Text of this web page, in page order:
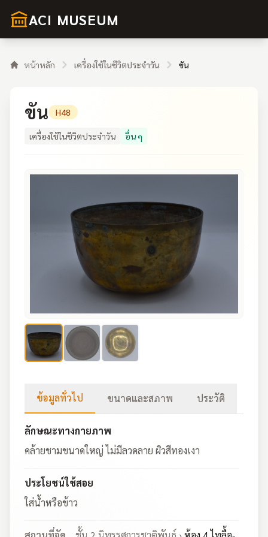
ACI MUSEUM
หน้าหลัก เครื่องใช้ในชีวิตประจำวัน ขัน
ขัน H48
เครื่องใช้ในชีวิตประจำวัน อื่น ๆ
ข้อมูลทั่วไป ขนาดและสภาพ ประวัติ
ลักษณะทางกายภาพ
คล้ายชามขนาดใหญ่ ไม่มีลวดลาย ผิวสีทองเงา
ประโยชน์ใช้สอย
ใส่น้ำหรือข้าว